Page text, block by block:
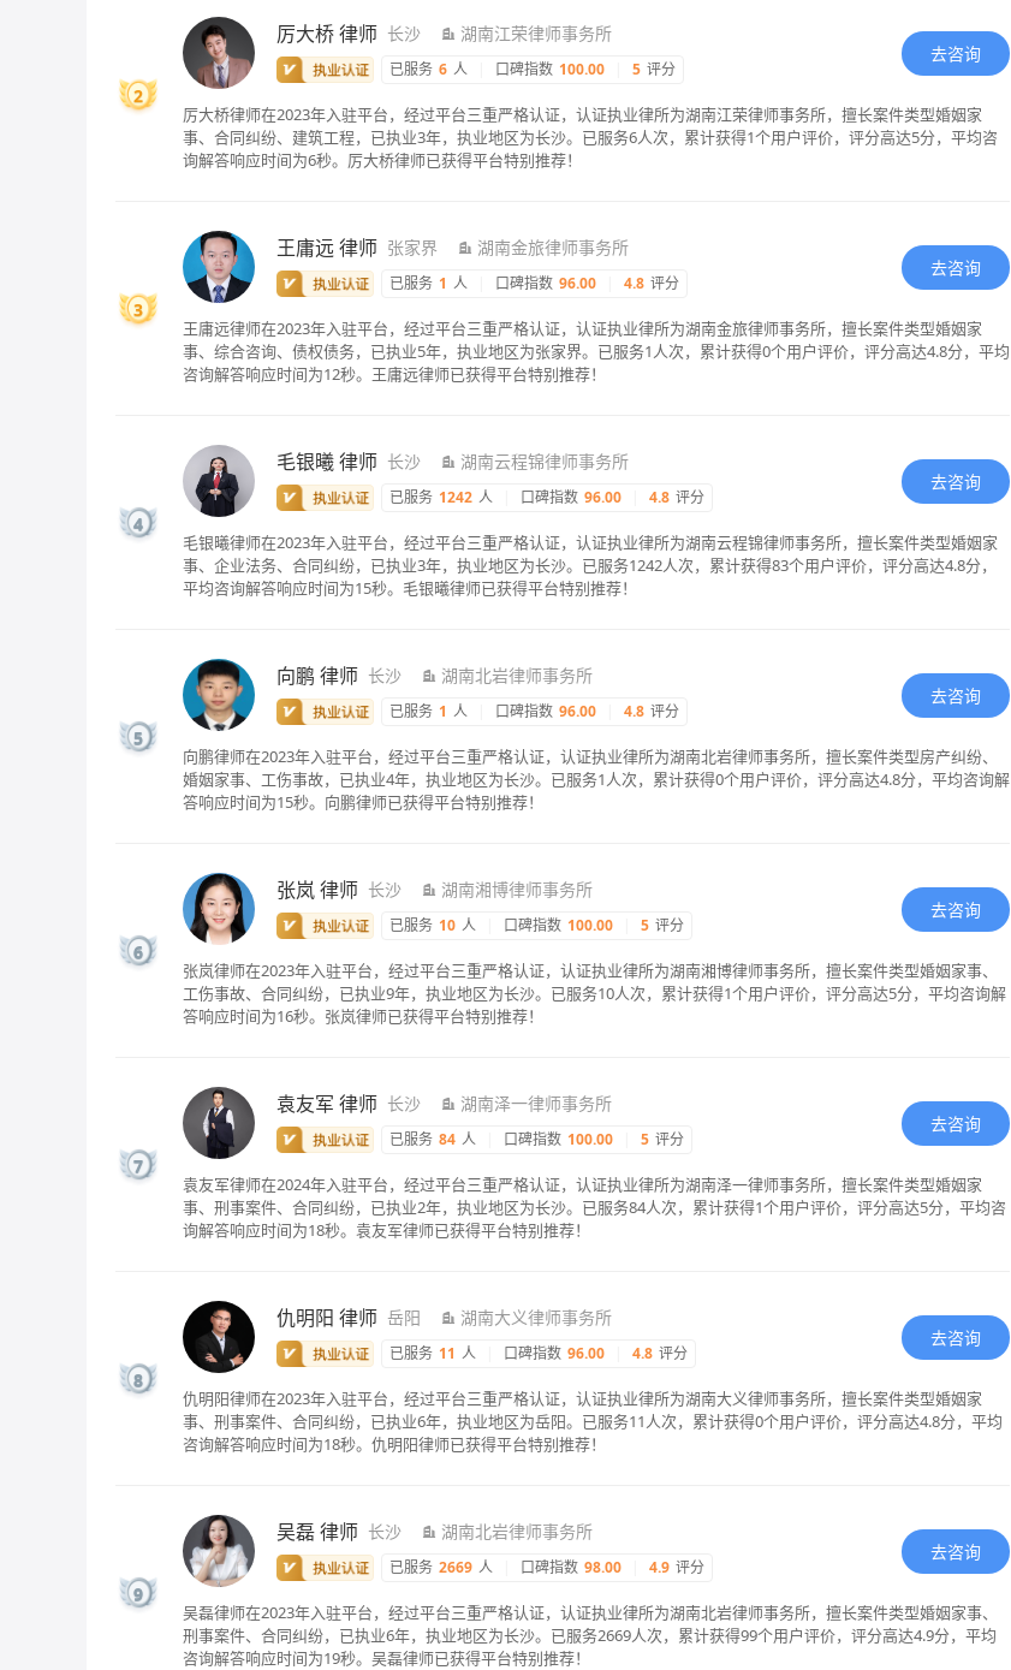
2
厉大桥律师 长沙 湖南江荣律师事务所
已服务 6 人 口碑指数 100.00 5 评分
去咨询
厉大桥律师在2023年入驻平台，经过平台三重严格认证，认证执业律所为湖南江荣律师事务所，擅长案件类型婚姻家
事、合同纠纷、建筑工程，已执业3年，执业地区为长沙。已服务6人次，累计获得1个用户评价，评分高达5分，平均咨
询解答响应时间为6秒。厉大桥律师已获得平台特别推荐！
3
王庸远 律师 张家界 湖南金旅律师事务所
已服务 1 人 口碑指数 96.00 4.8 评分
去咨询
王庸远律师在2023年入驻平台，经过平台三重严格认证，认证执业律所为湖南金旅律师事务所，擅长案件类型婚姻家
事、综合咨询、债权债务，已执业5年，执业地区为张家界。已服务1人次，累计获得0个用户评价，评分高达4.8分，平均
咨询解答响应时间为12秒。王庸远律师已获得平台特别推荐！
4
毛银曦律师 长沙 湖南云程锦律师事务所
已服务 1242 人 口碑指数 96.00 4.8 评分
去咨询
毛银曦律师在2023年入驻平台，经过平台三重严格认证，认证执业律所为湖南云程锦律师事务所，擅长案件类型婚姻家
事、企业法务、合同纠纷，已执业3年，执业地区为长沙。已服务1242人次，累计获得83个用户评价，评分高达4.8分，
平均咨询解答响应时间为15秒。毛银曦律师已获得平台特别推荐！
5
向鹏 律师 长沙 湖南北岩律师事务所
已服务 1 人 口碑指数 96.00 4.8 评分
去咨询
向鹏律师在2023年入驻平台，经过平台三重严格认证，认证执业律所为湖南北岩律师事务所，擅长案件类型房产纠纷、
婚姻家事、工伤事故，已执业4年，执业地区为长沙。已服务1人次，累计获得0个用户评价，评分高达4.8分，平均咨询解
答响应时间为15秒。向鹏律师已获得平台特别推荐！
6
张岚律师 长沙 湖南湘博律师事务所
已服务 10 人 口碑指数 100.00 5 评分
去咨询
张岚律师在2023年入驻平台，经过平台三重严格认证，认证执业律所为湖南湘博律师事务所，擅长案件类型婚姻家事、
工伤事故、合同纠纷，已执业9年，执业地区为长沙。已服务10人次，累计获得1个用户评价，评分高达5分，平均咨询解
答响应时间为16秒。张岚律师已获得平台特别推荐！
7
袁友军 律师 长沙 湖南泽一律师事务所
已服务 84 人 口碑指数 100.00 5 评分
去咨询
袁友军律师在2024年入驻平台，经过平台三重严格认证，认证执业律所为湖南泽一律师事务所，擅长案件类型婚姻家
事、刑事案件、合同纠纷，已执业2年，执业地区为长沙。已服务84人次，累计获得1个用户评价，评分高达5分，平均咨
询解答响应时间为18秒。袁友军律师已获得平台特别推荐！
8
仇明阳 律师 岳阳 湖南大义律师事务所
已服务 11 人 口碑指数 96.00 4.8 评分
去咨询
仇明阳律师在2023年入驻平台，经过平台三重严格认证，认证执业律所为湖南大义律师事务所，擅长案件类型婚姻家
事、刑事案件、合同纠纷，已执业6年，执业地区为岳阳。已服务11人次，累计获得0个用户评价，评分高达4.8分，平均
咨询解答响应时间为18秒。仇明阳律师已获得平台特别推荐！
9
吴磊律师 长沙 湖南北岩律师事务所
已服务 2669 人 口碑指数 98.00 4.9 评分
去咨询
吴磊律师在2023年入驻平台，经过平台三重严格认证，认证执业律所为湖南北岩律师事务所，擅长案件类型婚姻家事、
刑事案件、合同纠纷，已执业6年，执业地区为长沙。已服务2669人次，累计获得99个用户评价，评分高达4.9分，平均
咨询解答响应时间为19秒。吴磊律师已获得平台特别推荐！